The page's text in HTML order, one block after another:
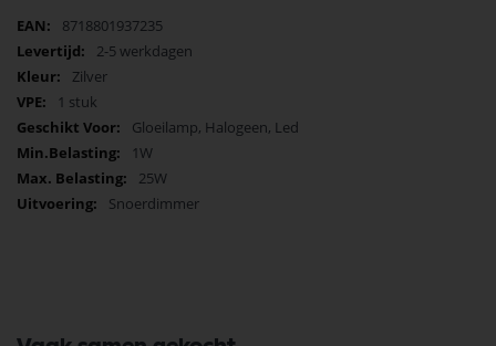
Dimmer
Dimmers, Dali, 0-10 sturing
Verlichting
Verlichting Onderdelen
Elektro
Snoerdimmer
Tradim Onderdelen
Koop nu de Led snoerdimmer Tradim zilver 1-25w 62207 van het merk
Meer
informatie
8718801937235
2-5 werkdagen
Zilver
1 stuk
Gloeilamp, Halogeen, Led
1W
25W
Snoerdimmer